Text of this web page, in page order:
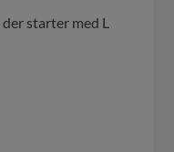
starter med L